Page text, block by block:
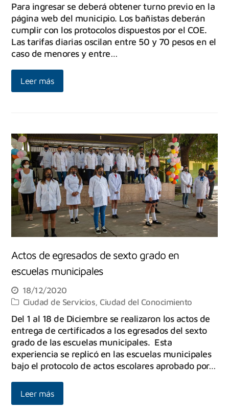
Para ingresar se deberá obtener turno previo en la
página web del municipio. Los bañistas deberán
cumplir con los protocolos dispuestos por el COE.
Las tarifas diarias oscilan entre 50 y 70 pesos en el
caso de menores y entre…
Leer más
Actos de egresados de sexto grado en
escuelas municipales
18/12/2020
Ciudad de Servicios,Ciudad del Conocimiento
Del 1 al 18 de Diciembre se realizaron los actos de
entrega de certificados a los egresados del sexto
grado de las escuelas municipales. Esta
experiencia se replicó en las escuelas municipales
bajo el protocolo de actos escolares aprobado por…
Leer más